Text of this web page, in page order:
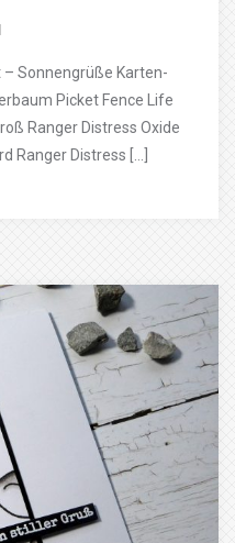
– Sonnengrüße Karten-
Picket Fence Life
Ranger Distress Oxide
Ranger Distress […]